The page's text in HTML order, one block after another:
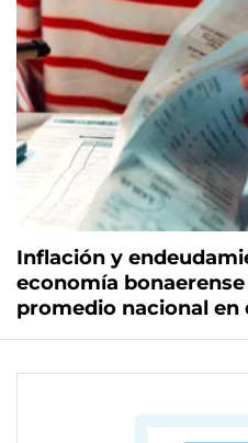
Inflación y
economía
promedio nacional en